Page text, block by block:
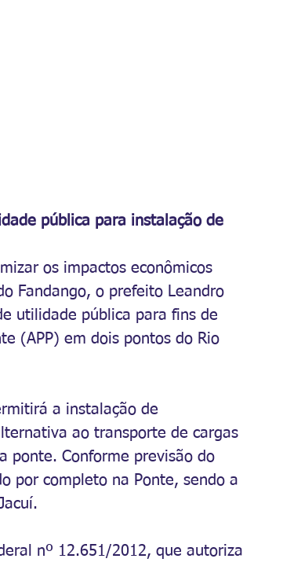
pública para instalação de
os impactos econômicos
Fandango, o prefeito Leandro
utilidade pública para fins de
(APP) em dois pontos do Rio
a instalação de
ao transporte de cargas
ponte. Conforme previsão do
por completo na Ponte, sendo a
nº 12.651/2012, que autoriza